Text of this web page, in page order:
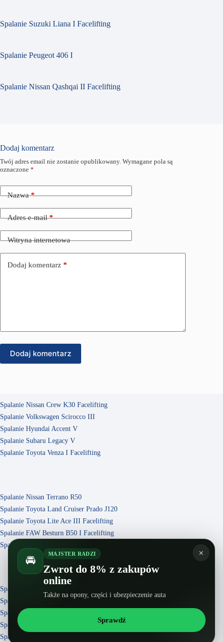
Spalanie Suzuki Liana I Facelifting
Spalanie Peugeot 406 I
Spalanie Nissan Qashqai II Facelifting
Dodaj komentarz
Twój adres email nie zostanie opublikowany. Wymagane pola są
oznaczone *
Nazwa*
Adres e-mail*
Witryna internetowa
Dodaj komentarz *
Dodaj komentarz
Spalanie Nissan Crew K30 Facelifting
Spalanie Volkswagen Scirocco III
Spalanie Hyundai Accent V
Spalanie Subaru Legacy V
Spalanie Toyota Venza I Facelifting
Spalanie Nissan Terrano R50
Spalanie Toyota Land Cruiser Prado J120
Spalanie Toyota Lite Ace III Facelifting
Spalanie FAW Besturn B50 I Facelifting
Spalanie Subaru Tribeca I
Spalanie Vortex Tingo I
Spalanie Hyundai Veloster I
Spalanie Volkswagen Polo V Facelifting
Spalanie Chevrolet Matiz I
Spalanie VAZ (Lada) Vesta
×
🚘 MAJSTER RADZI
Zwrot do 8% z zakupów
online
Także na opony, części i ubezpieczenie auta
Sprawdź